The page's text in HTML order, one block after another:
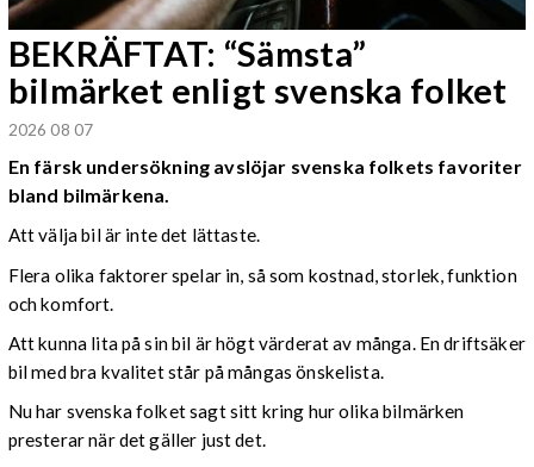
BEKRÄFTAT: “Sämsta”
bilmärket enligt svenska folket
2026 08 07
En färsk undersökning avslöjar svenska folkets favoriter
bland bilmärkena.
Att välja bil är inte det lättaste.
Flera olika faktorer spelar in, så som kostnad, storlek, funktion
och komfort.
Att kunna lita på sin bil är högt värderat av många. En driftsäker
bil med bra kvalitet står på mångas önskelista.
Nu har svenska folket sagt sitt kring hur olika bilmärken
presterar när det gäller just det.